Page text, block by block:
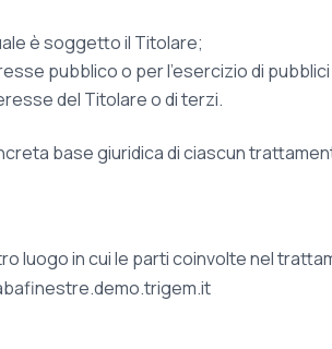
è soggetto il Titolare;
pubblico o per l’esercizio di
del Titolare o di terzi.
base giuridica di ciascun
luogo in cui le parti coinvolte nel